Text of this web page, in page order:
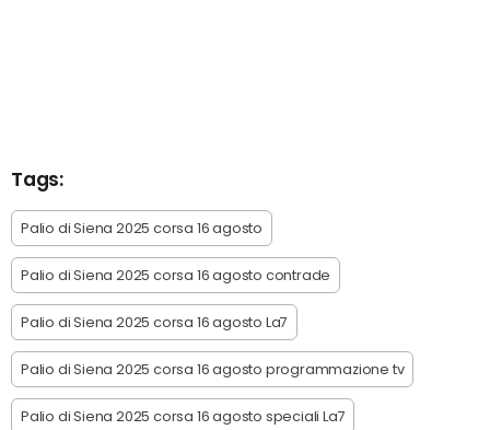
Tags:
Palio di Siena 2025 corsa 16 agosto
Palio di Siena 2025 corsa 16 agosto contrade
Palio di Siena 2025 corsa 16 agosto La7
Palio di Siena 2025 corsa 16 agosto programmazione tv
Palio di Siena 2025 corsa 16 agosto speciali La7